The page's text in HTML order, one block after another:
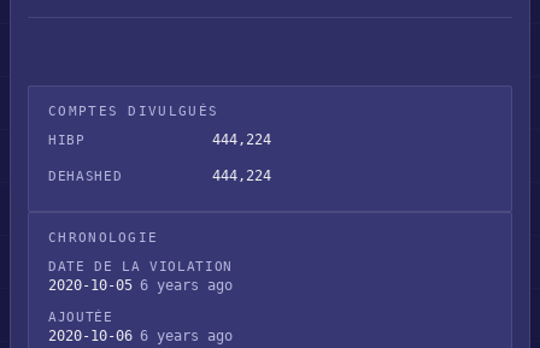
COMPTES DIVULGUÉS
HIBP
444,224
DEHASHED 444,224
CHRONOLOGIE
DATE DE LA VIOLATION
2020-10-05 6 years ago
AJOUTÉE
2020-10-06 6 years ago